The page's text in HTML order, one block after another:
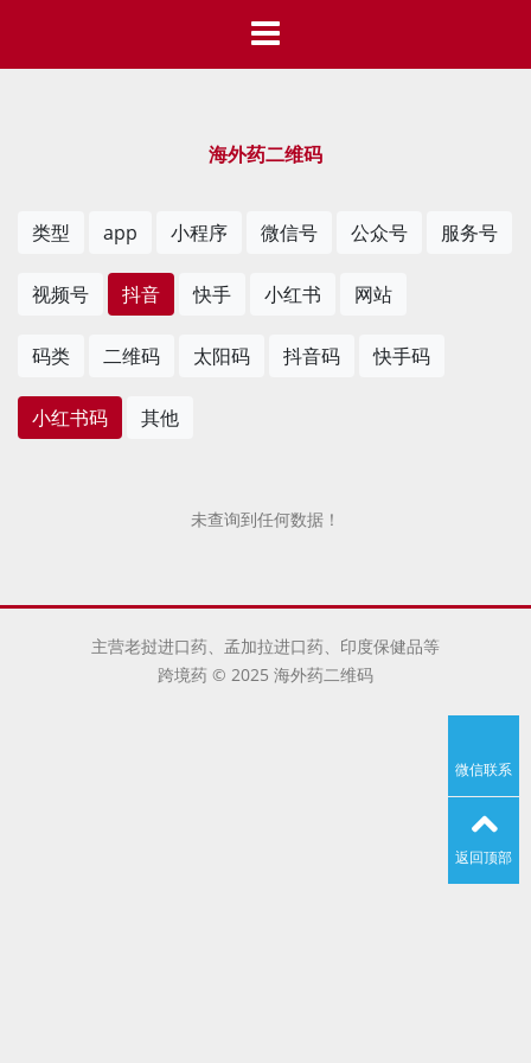
海外药二维码
类型 app 小程序 微信号 公众号 服务号
视频号 抖音 快手 小红书 网站
码类 二维码 太阳码 抖音码 快手码
小红书码 其他
未查询到任何数据！
主营老挝进口药、孟加拉进口药、印度保健品等
跨境药 © 2025 海外药二维码
微信联系
返回顶部